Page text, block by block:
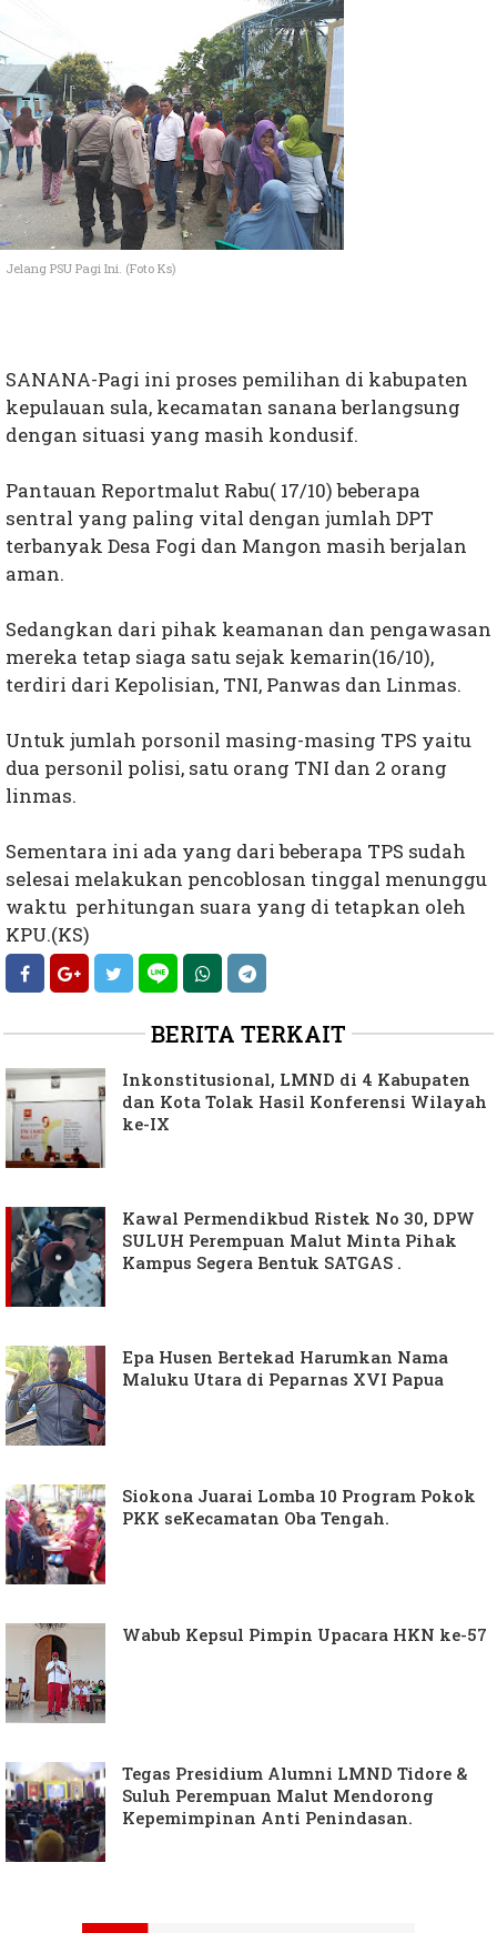
Jelang PSU Pagi Ini. (Foto Ks)
SANANA-Pagi ini proses pemilihan di kabupaten
kepulauan sula, kecamatan sanana berlangsung
dengan situasi yang masih kondusif.
Pantauan Reportmalut Rabu( 17/10) beberapa
sentral yang paling vital dengan jumlah DPT
terbanyak Desa Fogi dan Mangon masih berjalan
aman.
Sedangkan dari pihak keamanan dan pengawasan
mereka tetap siaga satu sejak kemarin(16/10),
terdiri dari Kepolisian, TNI, Panwas dan Linmas.
Untuk jumlah porsonil masing-masing TPS yaitu
dua personil polisi, satu orang TNI dan 2 orang
linmas.
Sementara ini ada yang dari beberapa TPS sudah
selesai melakukan pencoblosan tinggal menunggu
waktu perhitungan suara yang di tetapkan oleh
KPU.(KS)
BERITA TERKAIT
Inkonstitusional, LMND di 4 Kabupaten
dan Kota Tolak Hasil Konferensi Wilayah
ke-IX
Kawal Permendikbud Ristek No 30, DPW
SULUH Perempuan Malut Minta Pihak
Kampus Segera Bentuk SATGAS .
Epa Husen Bertekad Harumkan Nama
Maluku Utara di Peparnas XVI Papua
Siokona Juarai Lomba 10 Program Pokok
PKK seKecamatan Oba Tengah.
Wabub Kepsul Pimpin Upacara HKN ke-57
Tegas Presidium Alumni LMND Tidore &
Suluh Perempuan Malut Mendorong
Kepemimpinan Anti Penindasan.